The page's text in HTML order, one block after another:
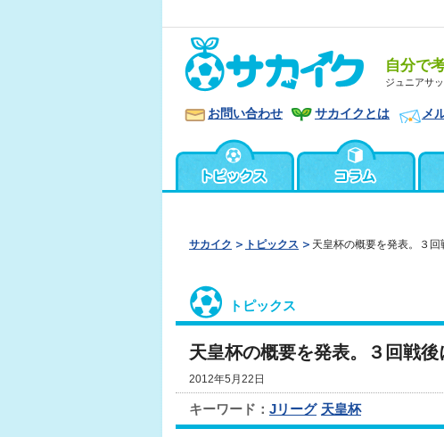
自分で
ジュニアサ
お問い合わせ サカイクとは メ
サカイク トピックス 天皇杯の概要を発表。３回
トピックス
天皇杯の概要を発表。３回戦後
2012年5月22日
キーワード： Jリーグ 天皇杯